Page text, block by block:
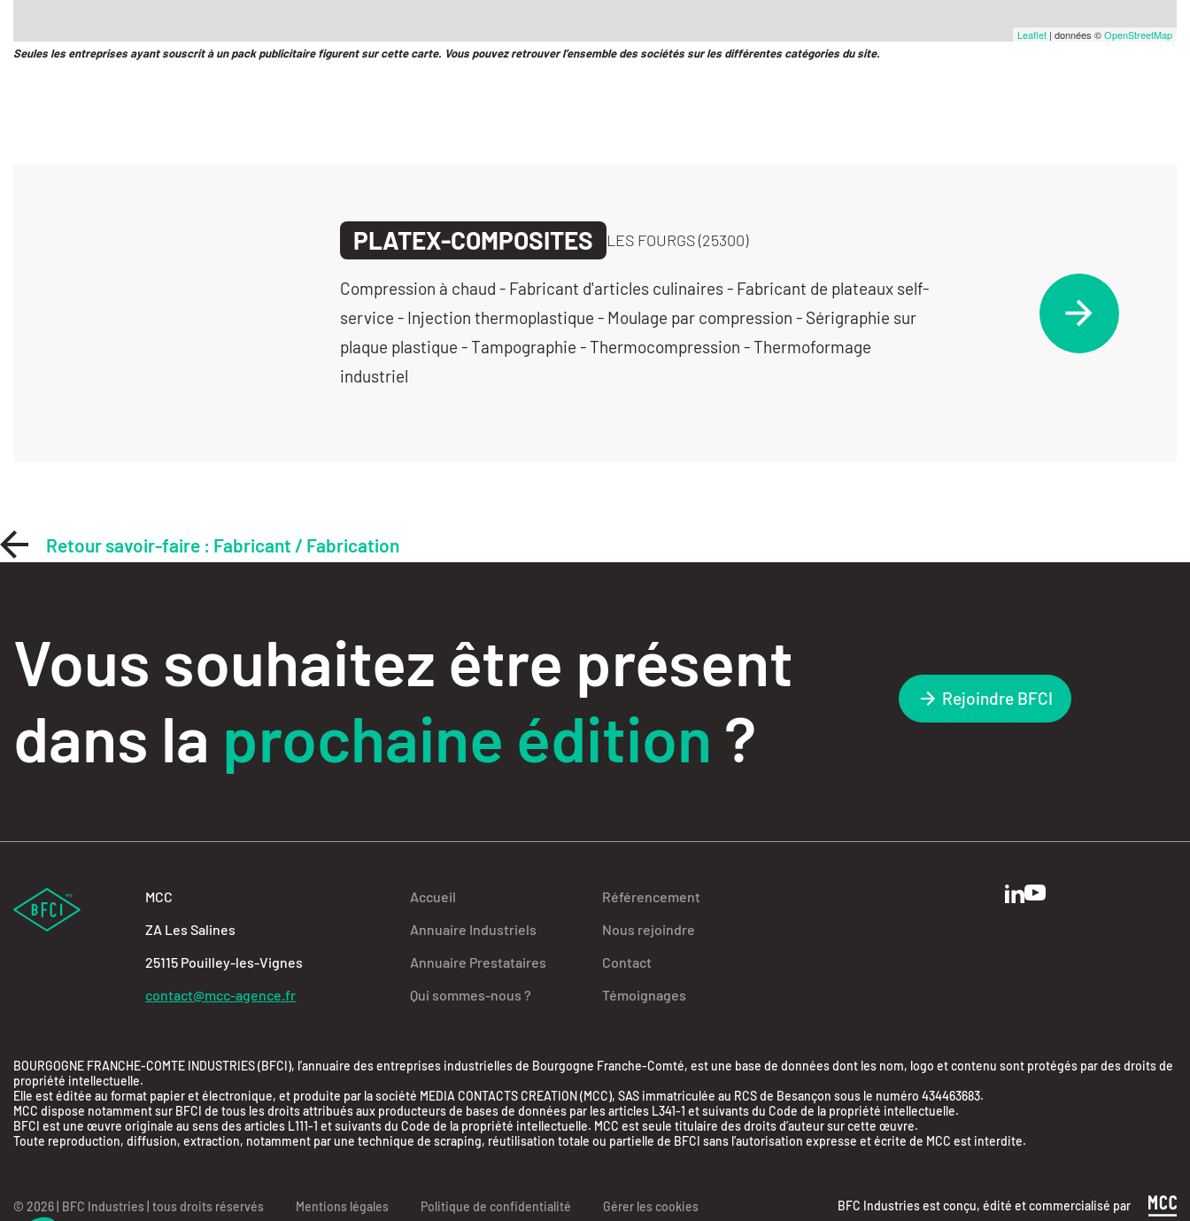
Leaflet | données ©OpenStreetMap
Seules les entreprises ayant souscrit à un pack publicitaire figurent sur cette carte. Vous pouvez retrouver l’ensemble des sociétés sur les différentes catégories du site.
PLATEX-COMPOSITES LES FOURGS (25300)
Compression à chaud - Fabricant d'articles culinaires - Fabricant de plateaux self-
service - Injection thermoplastique - Moulage par compression - Sérigraphie sur
plaque plastique - Tampographie - Thermocompression - Thermoformage
industriel
Retour savoir-faire : Fabricant / Fabrication
Vous souhaitez être présent
dans la prochaine édition ?
Rejoindre BFCI
MCC
ZA Les Salines
25115 Pouilley-les-Vignes
contact@mcc-agence.fr
Accueil
Annuaire Industriels
Annuaire Prestataires
Qui sommes-nous ?
Référencement
Nous rejoindre
Contact
Témoignages
BOURGOGNE FRANCHE-COMTE INDUSTRIES (BFCI), l’annuaire des entreprises industrielles de Bourgogne Franche-Comté, est une base de données dont les nom, logo et contenu sont protégés par des droits de
propriété intellectuelle.
Elle est éditée au format papier et électronique, et produite par la société MEDIA CONTACTS CREATION (MCC), SAS immatriculée au RCS de Besançon sous le numéro 434463683.
MCC dispose notamment sur BFCI de tous les droits attribués aux producteurs de bases de données par les articles L341-1 et suivants du Code de la propriété intellectuelle.
BFCI est une œuvre originale au sens des articles L111-1 et suivants du Code de la propriété intellectuelle. MCC est seule titulaire des droits d’auteur sur cette œuvre.
Toute reproduction, diffusion, extraction, notamment par une technique de scraping, réutilisation totale ou partielle de BFCI sans l’autorisation expresse et écrite de MCC est interdite.
© 2026 | BFC Industries | tous droits réservés Mentions légales Politique de confidentialité Gérer les cookies BFC Industries est conçu, édité et commercialisé par
Axeptio consent
Plateforme de Gestion du Consentement : Personnalisez vos Options